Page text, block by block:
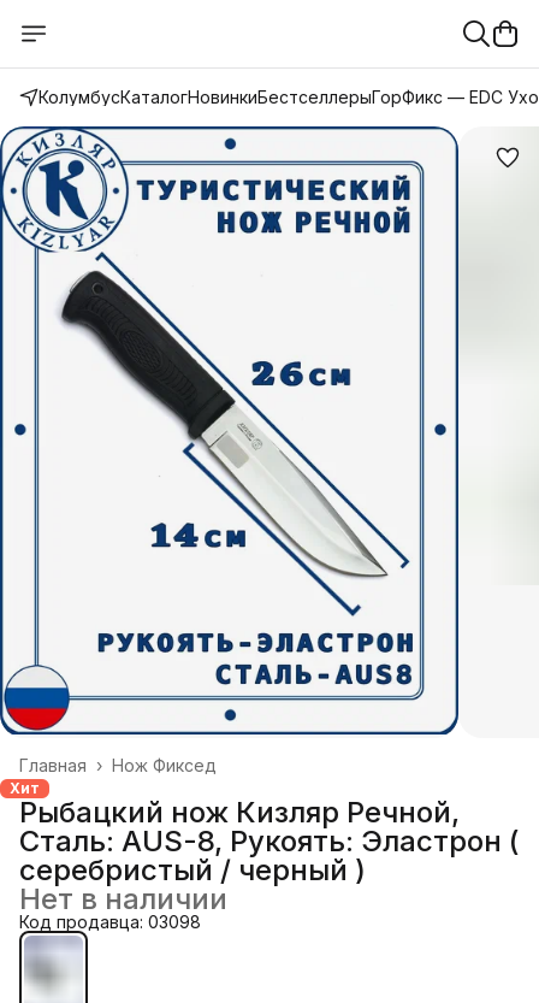
КолумбусКаталогНовинкиБестселлерыГорФикс — EDC
Нож Фиксед
Главная ›
Хит
Рыбацкий нож Кизляр Речной,
Сталь: AUS-8, Рукоять: Эластрон (
серебристый / черный )
Нет в наличии
Код продавца: 03098